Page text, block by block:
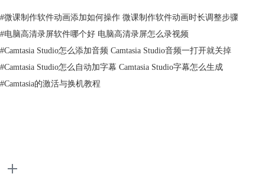
二、导出为GIF文件
选择“自定义生成”，点击附件菜单中的“新自定义生成”选项，如图3。
#微课制作软件动画添加如何操作 微课制作软件动画时长调整步骤
#电脑高清录屏软件哪个好 电脑高清录屏怎么录视频
#Camtasia Studio怎么添加音频 Camtasia Studio音频一打开就关掉
#Camtasia Studio怎么自动加字幕 Camtasia Studio字幕怎么生成
#Camtasia的激活与换机教程